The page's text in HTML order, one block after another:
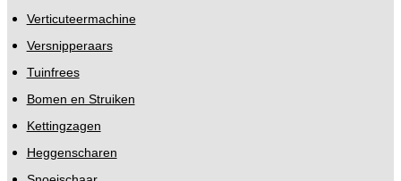
Verticuteermachine
Versnipperaars
Tuinfrees
Bomen en Struiken
Kettingzagen
Heggenscharen